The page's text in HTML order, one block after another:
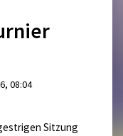
08:04
Sitzung